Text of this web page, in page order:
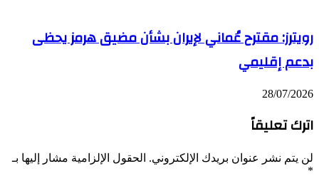
رويترز: مقترح عُماني لإيران بشأن مضيق هرمز يحظى
بدعم إقليمي
28/07/2026
اترك تعليقاً
لن يتم نشر عنوان بريدك الإلكتروني. الحقول الإلزامية مشار إليها بـ
*